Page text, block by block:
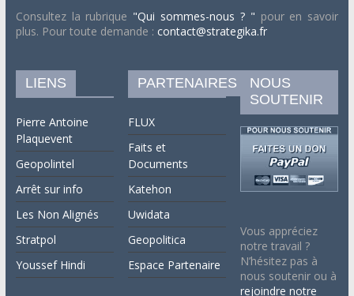
Consultez la rubrique "Qui sommes-nous ? " pour en savoir
plus. Pour toute demande : contact@strategika.fr
LIENS
Pierre Antoine
Plaquevent
Geopolintel
Arrêt sur info
Les Non Alignés
Stratpol
Youssef Hindi
PARTENAIRES
FLUX
Faits et
Documents
Katehon
Uwidata
Geopolitica
Espace Partenaire
NOUS
SOUTENIR
Vous appréciez
notre travail ?
N’hésitez pas à
nous soutenir ou à
rejoindre notre